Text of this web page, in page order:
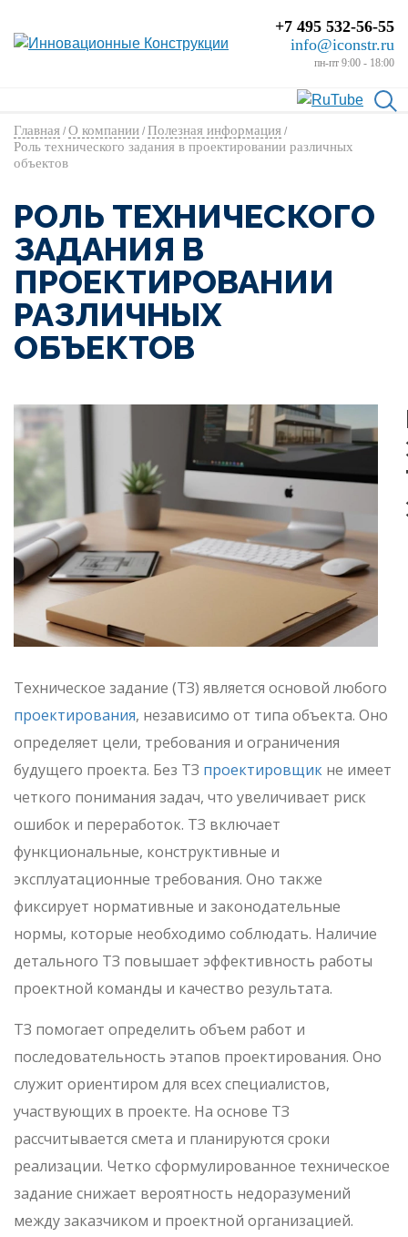
+7 495 532-56-55
info@iconstr.ru
пн-пт 9:00 - 18:00
Главная / О компании / Полезная информация /
Роль технического задания в проектировании различных
объектов
РОЛЬ ТЕХНИЧЕСКОГО
ЗАДАНИЯ В
ПРОЕКТИРОВАНИИ
РАЗЛИЧНЫХ
ОБЪЕКТОВ
Техническое задание (ТЗ) является основой любого
проектирования, независимо от типа объекта. Оно
определяет цели, требования и ограничения
будущего проекта. Без ТЗ проектировщик не имеет
четкого понимания задач, что увеличивает риск
ошибок и переработок. ТЗ включает
функциональные, конструктивные и
эксплуатационные требования. Оно также
фиксирует нормативные и законодательные
нормы, которые необходимо соблюдать. Наличие
детального ТЗ повышает эффективность работы
проектной команды и качество результата.
ТЗ помогает определить объем работ и
последовательность этапов проектирования. Оно
служит ориентиром для всех специалистов,
участвующих в проекте. На основе ТЗ
рассчитывается смета и планируются сроки
реализации. Четко сформулированное техническое
задание снижает вероятность недоразумений
между заказчиком и проектной организацией.